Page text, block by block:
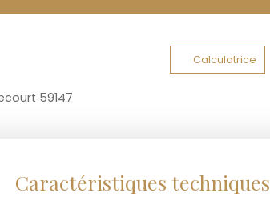
Calculatrice
59147
Caractéristiques techniques